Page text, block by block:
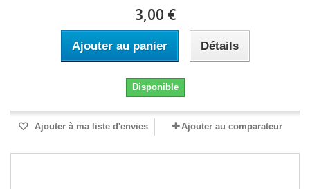
3,00 €
Ajouter au panier Détails
Disponible
Ajouter à ma liste d'envies Ajouter au comparateur